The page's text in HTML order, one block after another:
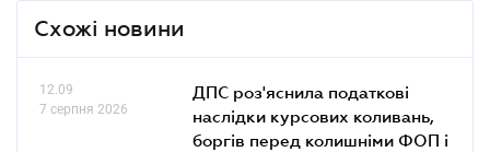
Схожі новини
12.09
7 серпня 2026
ДПС роз'яснила податкові
наслідки курсових коливань,
боргів перед колишніми ФОП і